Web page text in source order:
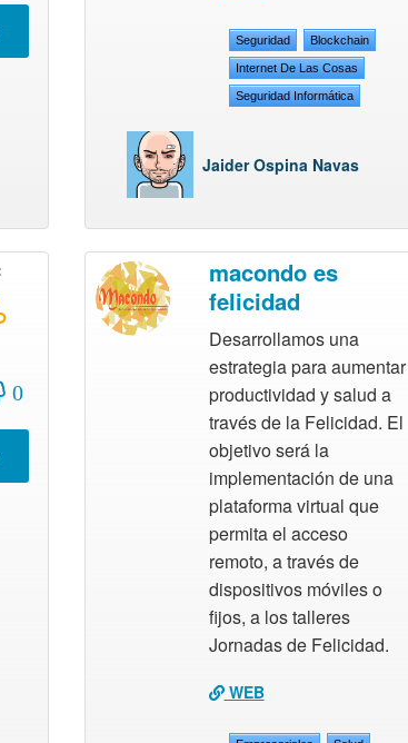
Seguridad Blockchain
Internet De Las Cosas
Seguridad Informática
Jaider Ospina Navas
0
macondo es
felicidad
Desarrollamos una
estrategia para aumentar
productividad y salud a
través de la Felicidad. El
objetivo será la
implementación de una
plataforma virtual que
permita el acceso
remoto, a través de
dispositivos móviles o
fijos, a los talleres
Jornadas de Felicidad.
WEB